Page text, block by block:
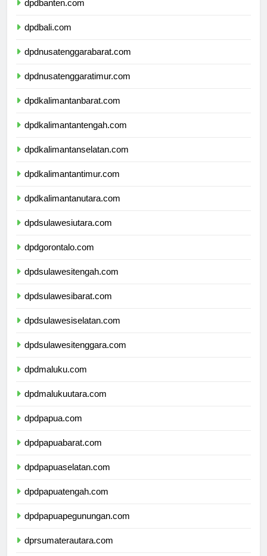
dpdbanten.com
dpdbali.com
dpdnusatenggarabarat.com
dpdnusatenggaratimur.com
dpdkalimantanbarat.com
dpdkalimantantengah.com
dpdkalimantanselatan.com
dpdkalimantantimur.com
dpdkalimantanutara.com
dpdsulawesiutara.com
dpdgorontalo.com
dpdsulawesitengah.com
dpdsulawesibarat.com
dpdsulawesiselatan.com
dpdsulawesitenggara.com
dpdmaluku.com
dpdmalukuutara.com
dpdpapua.com
dpdpapuabarat.com
dpdpapuaselatan.com
dpdpapuatengah.com
dpdpapuapegunungan.com
dprsumaterautara.com